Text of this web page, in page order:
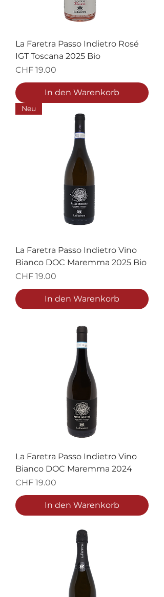
La Faretra Passo Indietro Rosé
IGT Toscana 2025 Bio
Preis
CHF 19.00
In den Warenkorb
Neu
La Faretra Passo Indietro Vino
Bianco DOC Maremma 2025 Bio
Preis
CHF 19.00
In den Warenkorb
La Faretra Passo Indietro Vino
Bianco DOC Maremma 2024
Preis
CHF 19.00
In den Warenkorb